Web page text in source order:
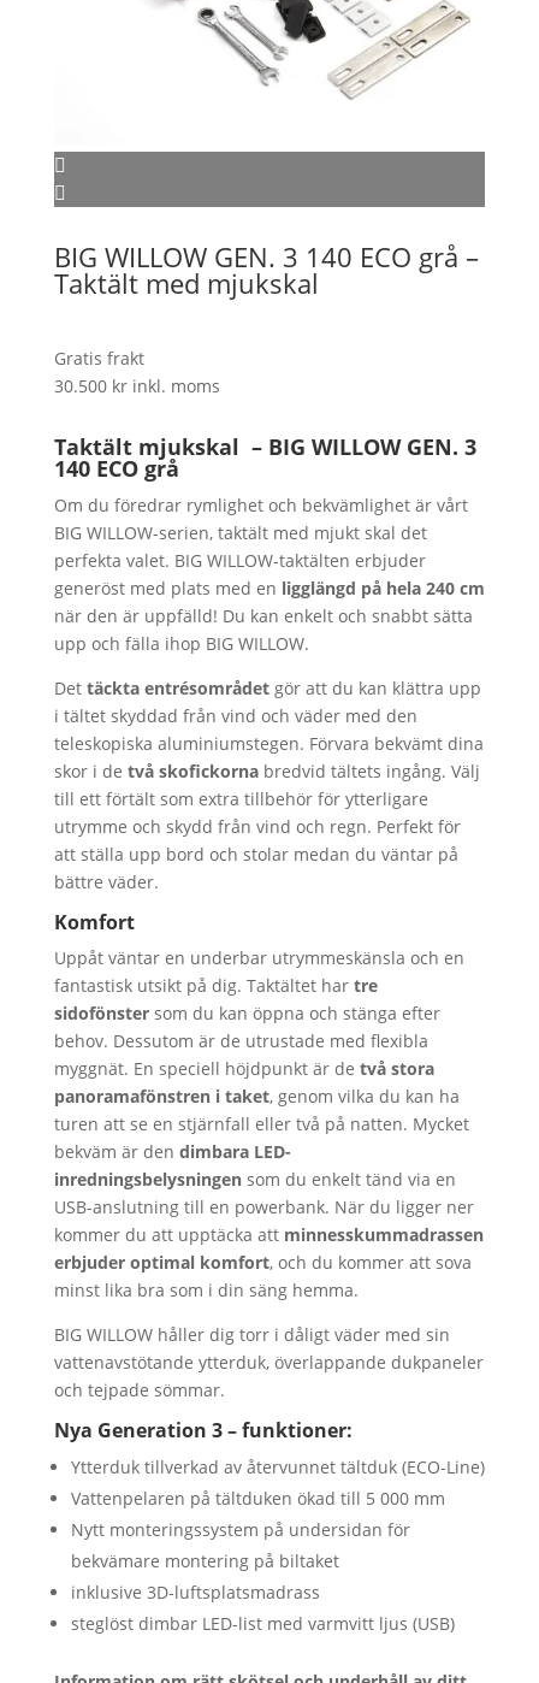
BIG WILLOW GEN. 3 140 ECO grå –
Taktält med mjukskal
Gratis frakt
30.500 kr inkl. moms
Taktält mjukskal – BIG WILLOW GEN. 3
140 ECO grå
Om du föredrar rymlighet och bekvämlighet är vårt
BIG WILLOW-serien, taktält med mjukt skal det
perfekta valet. BIG WILLOW-taktälten erbjuder
generöst med plats med en ligglängd på hela 240 cm
när den är uppfälld! Du kan enkelt och snabbt sätta
upp och fälla ihop BIG WILLOW.
Det täckta entrésområdetgör att du kan klättra upp
i tältet skyddad från vind och väder med den
teleskopiska aluminiumstegen. Förvara bekvämt dina
skor i de två skofickornabredvid tältets ingång. Välj
till ett förtält som extra tillbehör för ytterligare
utrymme och skydd från vind och regn. Perfekt för
att ställa upp bord och stolar medan du väntar på
bättre väder.
Komfort
Uppåt väntar en underbar utrymmeskänsla och en
fantastisk utsikt på dig. Taktältet har tre
sidofönstersom du kan öppna och stänga efter
behov. Dessutom är de utrustade med flexibla
myggnät. En speciell höjdpunkt är de två stora
panoramafönstren i taket, genom vilka du kan ha
turen att se en stjärnfall eller två på natten. Mycket
bekväm är den dimbara LED-
inredningsbelysningensom du enkelt tänd via en
USB-anslutning till en powerbank. När du ligger ner
kommer du att upptäcka att minnesskummadrassen
erbjuder optimal komfort, och du kommer att sova
minst lika bra som i din säng hemma.
BIG WILLOW håller dig torr i dåligt väder med sin
vattenavstötande ytterduk, överlappande dukpaneler
och tejpade sömmar.
Nya Generation 3 – funktioner:
Ytterduk tillverkad av återvunnet tältduk (ECO-Line)
Vattenpelaren på tältduken ökad till 5 000 mm
Nytt monteringssystem på undersidan för
bekvämare montering på biltaket
inklusive 3D-luftsplatsmadrass
steglöst dimbar LED-list med varmvitt ljus (USB)